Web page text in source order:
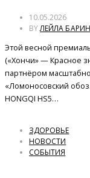
10.05.2026
BYЛЕЙЛА
Этой весной
(«Хончи» — Красное
партнёром
«Ломоносовский
HONGQI HS5…
ЗДОРОВЬЕ
НОВОСТИ
СОБЫТИЯ